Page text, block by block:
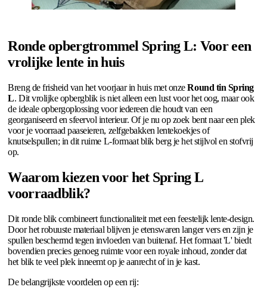
Ronde opbergtrommel Spring L: Voor een
vrolijke lente in huis
Breng de frisheid van het voorjaar in huis met onzeRound tin Spring
L. Dit vrolijke opbergblik is niet alleen een lust voor het oog, maar ook
de ideale opbergoplossing voor iedereen die houdt van een
georganiseerd en sfeervol interieur. Of je nu op zoek bent naar een plek
voor je voorraad paaseieren, zelfgebakken lentekoekjes of
knutselspullen; in dit ruime L-formaat blik berg je het stijlvol en stofvrij
op.
Waarom kiezen voor het Spring L
voorraadblik?
Dit ronde blik combineert functionaliteit met een feestelijk lente-design.
Door het robuuste materiaal blijven je etenswaren langer vers en zijn je
spullen beschermd tegen invloeden van buitenaf. Het formaat 'L' biedt
bovendien precies genoeg ruimte voor een royale inhoud, zonder dat
het blik te veel plek inneemt op je aanrecht of in je kast.
De belangrijkste voordelen op een rij: